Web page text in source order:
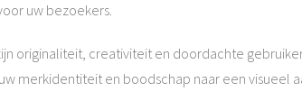
uw bezoekers.
originaliteit, creativiteit en doordachte
merkidentiteit en boodschap naar een visueel